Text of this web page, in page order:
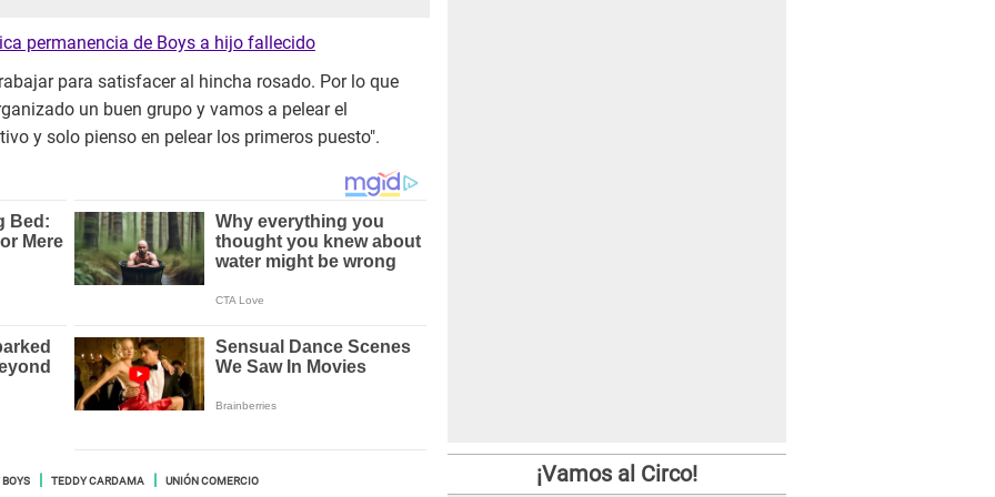
permanencia de Boys a hijo fallecido
para satisfacer al hincha rosado. Por lo que
un buen grupo y vamos a pelear el
y solo pienso en pelear los primeros puesto".
TEDDY CARDAMA UNIÓN COMERCIO ¡Vamos al Circo!